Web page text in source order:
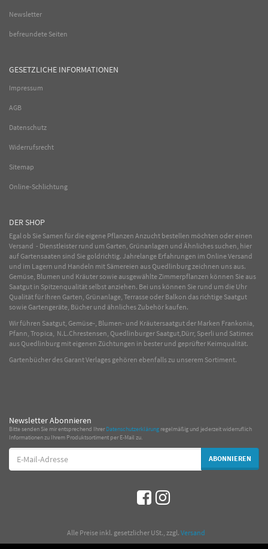
Newsletter
befreundete Seiten
GESETZLICHE INFORMATIONEN
Impressum
AGB
Datenschutz
Widerrufsrecht
Sitemap
Online-Schlichtung
DER SHOP
Egal ob Sie Samen für die eigene Pflanzen Anzucht bestellen möchten oder einen
Versand - Dienstleister rund um Garten, Grünanlagen und Ähnliches suchen, hier
auf Gartensaaten sind Sie goldrichtig. Jahrelange Erfahrungen im OnlineVersand
und im Lagern und Handeln mit Sämereien aus Quedlinburg zeichnen uns aus.
Gemüse, Blumen und Kräuter sowie ausgewählteZimmerpflanzen können Sie aus
Saatgut in Spitzenqualität selbst anziehen. Bei uns können Sie rund um die Uhr
Qualität für Ihren Garten, Grünanlage, Terrasse oder Balkon das richtige Saatgut
sowie Gartengeräte, Bücher und ähnliches Zubehör kaufen.
Wir führen Saatgut, Gemüse-, Blumen- und Kräutersaatgut der Marken Frankonia,
Pfann, Tropica, N.L.Chrestensen, Quedlinburger Saatgut,Dürr, Sperli und Satimex
aus Quedlinburg mit eigenen Züchtungen in bester und geprüfter Keimqualität.
Gartenbücher des Garant Verlages gehören ebenfalls zu unserem Sortiment.
Newsletter Abonnieren
Bitte senden Sie mir entsprechend IhrerDatenschutzerklärung regelmäßig und jederzeit widerruflich
Informationen zu Ihrem Produktsortiment per E-Mail zu.
E-
Mail-
Adresse
ABONNIEREN
Alle Preise inkl. gesetzlicher USt., zzgl. Versand